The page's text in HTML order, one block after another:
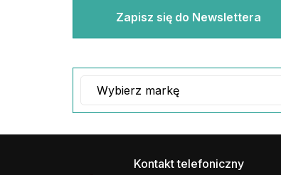
Zapisz się do Newslettera
Kontakt telefoniczny